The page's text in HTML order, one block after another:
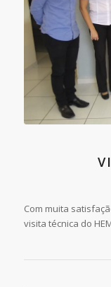
Com muita
visita técnica do